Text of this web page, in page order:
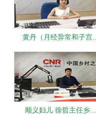
黄丹（月经异常和子宫…
顺义妇儿 徐哲主任乡…